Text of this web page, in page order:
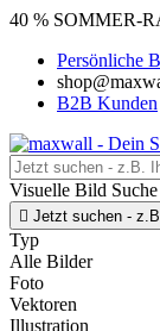
40 % SOMMER-
Persönliche
B2B Kunden
Visuelle Bild Suche
 Jetzt suchen -
Typ
Alle Bilder
Foto
Vektoren
Illustration